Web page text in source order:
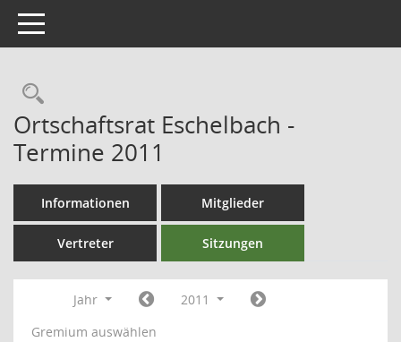
Toggle navigation
Ortschaftsrat Eschelbach -
Termine 2011
Informationen Mitglieder
Vertreter Sitzungen
Jahr
2011
Gremium auswählen